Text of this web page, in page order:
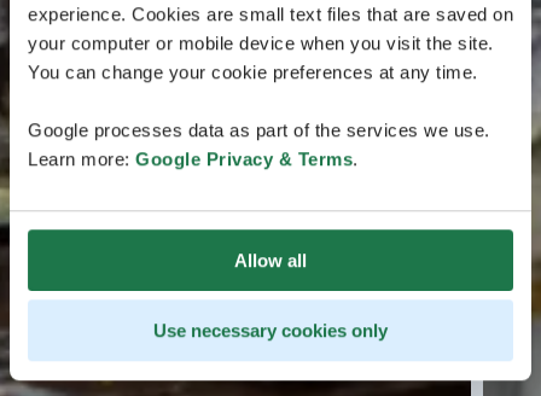
experience. Cookies are small text files that are saved on
your computer or mobile device when you visit the site.
You can change your cookie preferences at any time.
Google processes data as part of the services we use.
Learn more: Google Privacy & Terms.
Allow all
Use necessary cookies only